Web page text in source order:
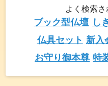
よく検索
ブック型仏壇 し
仏具セット 新入
お守り御本尊 特